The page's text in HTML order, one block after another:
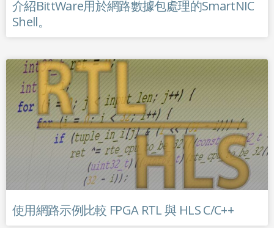
介紹BittWare用於網路數據包處理的SmartNIC
Shell。
使用網路示例比較 FPGA RTL 與 HLS C/C++